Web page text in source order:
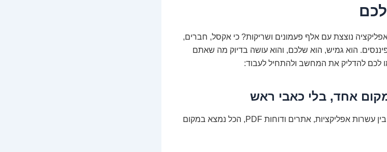
נוצצת עם אלף פעמונים ושריקות? כי אקסל, חברים,
הוא גמיש, הוא שלכם, והוא עושה בדיוק מה שאתם
לכם להדליק את המחשב ולהתחיל לעבוד:
אחד, בלי כאבי ראש
תארו לעצמכם את זה: במקום לרוץ בין עשרות אפליקציות, אתרים ודוחות PDF, הכל נמצא במקום